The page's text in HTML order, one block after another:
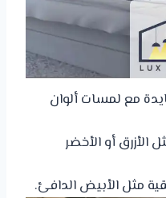
مع لمسات ألوان
الأزرق أو الأخضر
مثل الأبيض الدافئ.